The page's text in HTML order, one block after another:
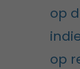
op
op